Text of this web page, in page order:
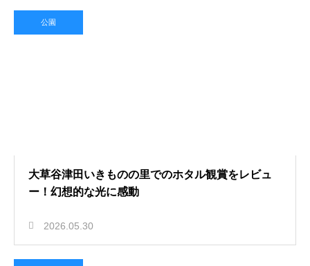
公園
大草谷津田いきものの里でのホタル観賞をレビュ
ー！幻想的な光に感動
2026.05.30